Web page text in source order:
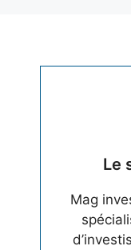
Le
Mag